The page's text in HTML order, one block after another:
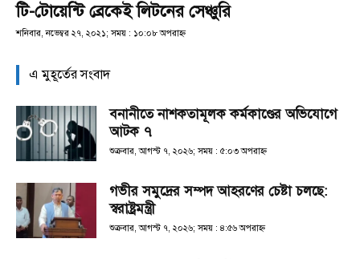
টি-টোয়েন্টি ব্রেকেই লিটনের সেঞ্চুরি
শনিবার, নভেম্বর ২৭, ২০২১; সময় : ১০:০৮ অপরাহ্ণ
এ মুহূর্তের সংবাদ
বনানীতে নাশকতামূলক কর্মকাণ্ডের অভিযোগে
আটক ৭
শুক্রবার, আগস্ট ৭, ২০২৬; সময় : ৫:০৩ অপরাহ্ণ
গভীর সমুদ্রের সম্পদ আহরণের চেষ্টা চলছে:
স্বরাষ্ট্রমন্ত্রী
শুক্রবার, আগস্ট ৭, ২০২৬; সময় : ৪:৫৬ অপরাহ্ণ